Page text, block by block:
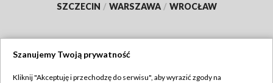
SZCZECIN / WARSZAWA / WROCŁAW
Szanujemy Twoją prywatność
Kliknij "Akceptuję i przechodzę do serwisu", aby wyrazić zgody na